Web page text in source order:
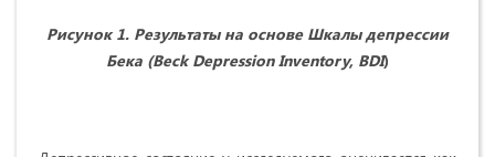
Рисунок 1. Результаты на основе Шкалы депрессии
Бека (Beck Depression Inventory, BDI)